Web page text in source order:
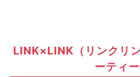
LINK×LINK（リンクリ
ーティ